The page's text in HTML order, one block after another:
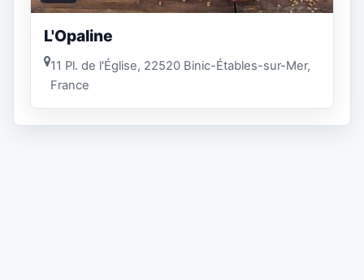
L'Opaline
11 Pl. de l'Église, 22520 Binic-Étables-sur-Mer,
France